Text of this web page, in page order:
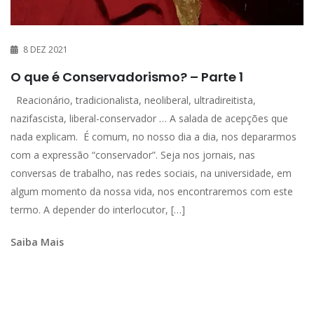
8 DEZ 2021
O que é Conservadorismo? – Parte 1
Reacionário, tradicionalista, neoliberal, ultradireitista,
nazifascista, liberal-conservador … A salada de acepções que
nada explicam. É comum, no nosso dia a dia, nos depararmos
com a expressão “conservador”. Seja nos jornais, nas
conversas de trabalho, nas redes sociais, na universidade, em
algum momento da nossa vida, nos encontraremos com este
termo. A depender do interlocutor, […]
Saiba Mais